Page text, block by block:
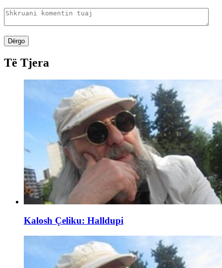
Dërgo
Të Tjera
Kalosh Çeliku: Halldupi